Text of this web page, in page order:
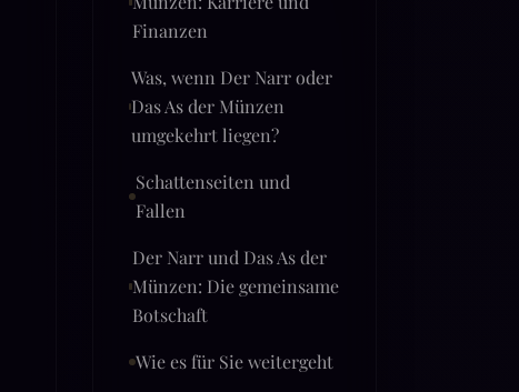
Finanzen
Das As der Münzen
umgekehrt liegen?
Fallen
Münzen: Die gemeinsame
Botschaft